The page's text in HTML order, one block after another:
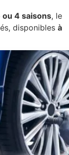
4 saisons, le
disponibles à